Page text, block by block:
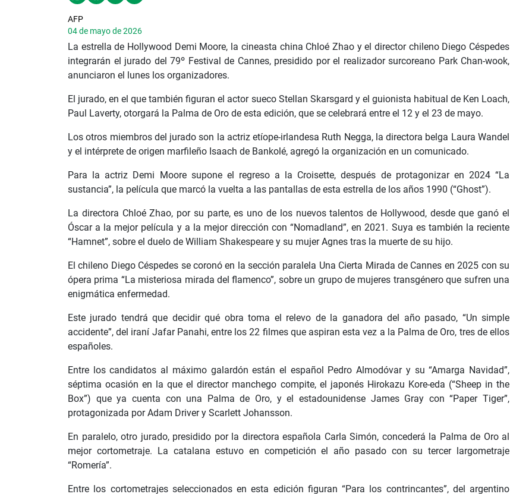
AFP
04 de mayo de 2026
La estrella de Hollywood Demi Moore, la cineasta china Chloé Zhao y el director chileno Diego Céspedes
integrarán el jurado del 79º Festival de Cannes, presidido por el realizador surcoreano Park Chan-wook,
anunciaron el lunes los organizadores.
El jurado, en el que también figuran el actor sueco Stellan Skarsgard y el guionista habitual de Ken Loach,
Paul Laverty, otorgará la Palma de Oro de esta edición, que se celebrará entre el 12 y el 23 de mayo.
Los otros miembros del jurado son la actriz etíope-irlandesa Ruth Negga, la directora belga Laura Wandel
y el intérprete de origen marfileño Isaach de Bankolé, agregó la organización en un comunicado.
Para la actriz Demi Moore supone el regreso a la Croisette, después de protagonizar en 2024 “La
sustancia”, la película que marcó la vuelta a las pantallas de esta estrella de los años 1990 (“Ghost”).
La directora Chloé Zhao, por su parte, es uno de los nuevos talentos de Hollywood, desde que ganó el
Óscar a la mejor película y a la mejor dirección con “Nomadland”, en 2021. Suya es también la reciente
“Hamnet”, sobre el duelo de William Shakespeare y su mujer Agnes tras la muerte de su hijo.
El chileno Diego Céspedes se coronó en la sección paralela Una Cierta Mirada de Cannes en 2025 con su
ópera prima “La misteriosa mirada del flamenco”, sobre un grupo de mujeres transgénero que sufren una
enigmática enfermedad.
Este jurado tendrá que decidir qué obra toma el relevo de la ganadora del año pasado, “Un simple
accidente”, del iraní Jafar Panahi, entre los 22 filmes que aspiran esta vez a la Palma de Oro, tres de ellos
españoles.
Entre los candidatos al máximo galardón están el español Pedro Almodóvar y su “Amarga Navidad”,
séptima ocasión en la que el director manchego compite, el japonés Hirokazu Kore-eda (“Sheep in the
Box”) que ya cuenta con una Palma de Oro, y el estadounidense James Gray con “Paper Tiger”,
protagonizada por Adam Driver y Scarlett Johansson.
En paralelo, otro jurado, presidido por la directora española Carla Simón, concederá la Palma de Oro al
mejor cortometraje. La catalana estuvo en competición el año pasado con su tercer largometraje
“Romería”.
Entre los cortometrajes seleccionados en esta edición figuran “Para los contrincantes”, del argentino